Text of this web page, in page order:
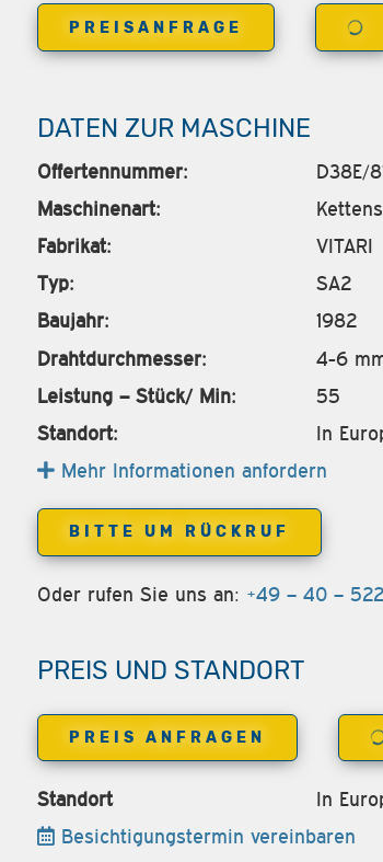
PREISANFRAGE
DATEN ZUR MASCHINE
Offertennummer:
D38E/
Maschinenart:
Fabrikat:
VITARI
Typ:
SA2
Baujahr:
1982
Drahtdurchmesser:
4-6
Leistung – Stück/ Min:
55
Standort:
In
Mehr Informationen anfordern
BITTE UM RÜCKRUF
Oder rufen Sie uns an: +49 – 40 –
PREIS UND STANDORT
PREIS ANFRAGEN
Standort
In
Besichtigungstermin vereinbaren